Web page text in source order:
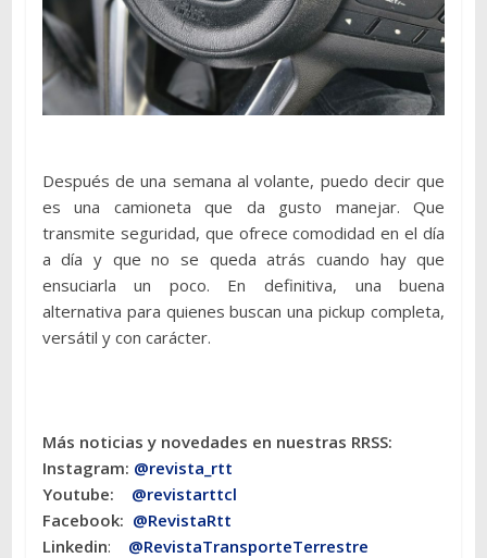
Después de una semana al volante, puedo decir que
es una camioneta que da gusto manejar. Que
transmite seguridad, que ofrece comodidad en el día
a día y que no se queda atrás cuando hay que
ensuciarla un poco. En definitiva, una buena
alternativa para quienes buscan una pickup completa,
versátil y con carácter.
Más noticias y novedades en nuestras RRSS:
Instagram: @revista_rtt
Youtube: @revistarttcl
Facebook: @RevistaRtt
Linkedin: @RevistaTransporteTerrestre